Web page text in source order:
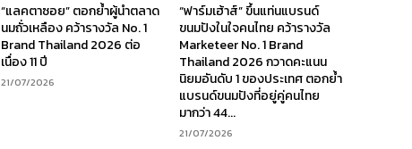
“แลคตาซอย” ตอกย้ำผู้นำตลาด
นมถั่วเหลือง คว้ารางวัล No. 1
Brand Thailand 2026 ต่อ
เนื่อง 11 ปี
21/07/2026
“ฟาร์มเฮ้าส์” ขึ้นแท่นแบรนด์
ขนมปังในใจคนไทย คว้ารางวัล
Marketeer No. 1 Brand
Thailand 2026 กวาดคะแนน
นิยมอันดับ 1 ของประเทศ ตอกย้ำ
แบรนด์ขนมปังที่อยู่คู่คนไทย
มากว่า 44...
21/07/2026